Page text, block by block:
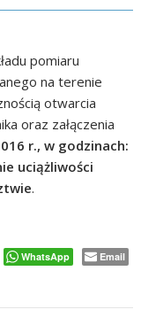
pomiaru
na terenie
otwarcia
oraz załączenia
r., w godzinach:
uciążliwości
.
WhatsApp Email